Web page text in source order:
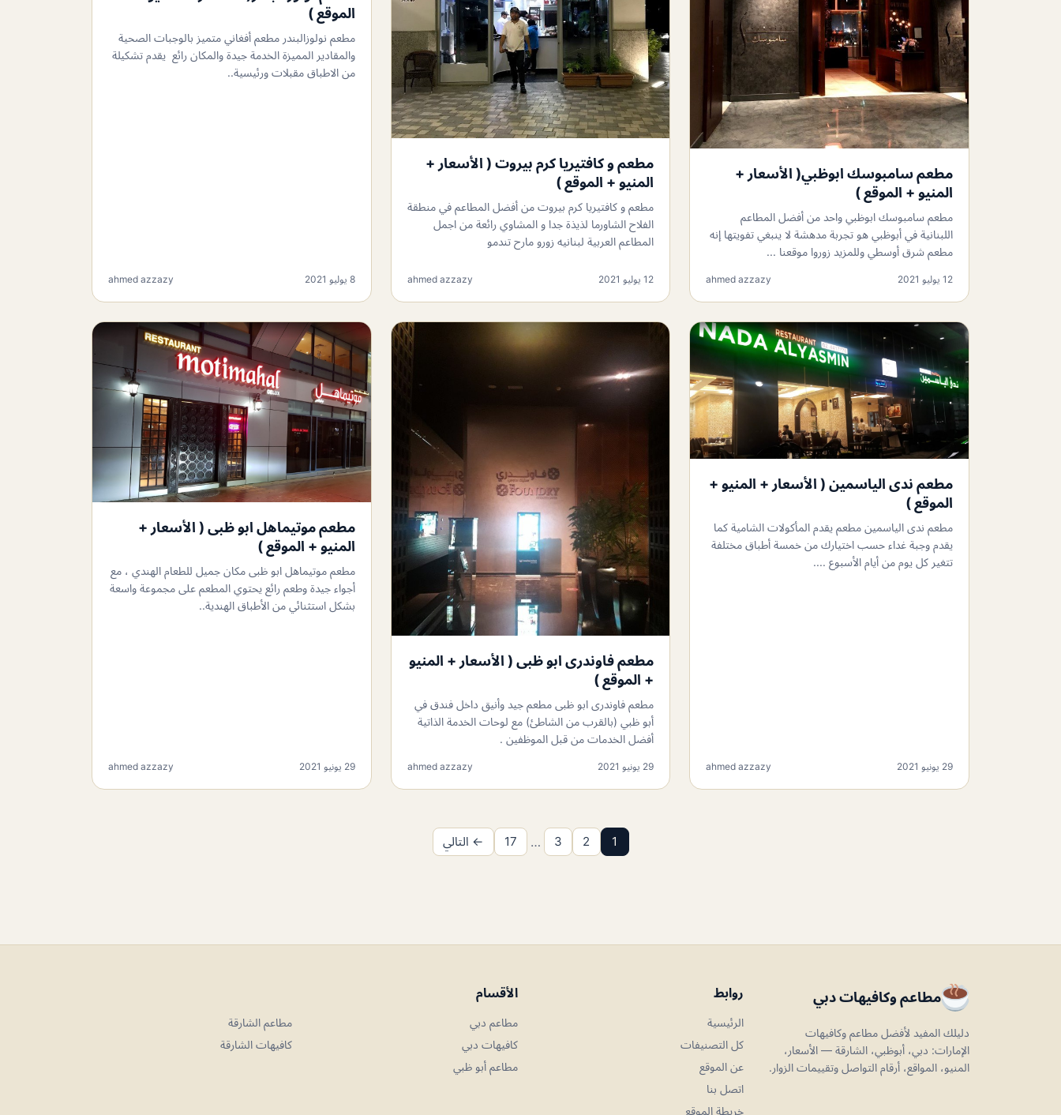
مطعم سامبوسك ابوظبي( الأسعار +
المنيو + الموقع )
مطعم سامبوسك ابوظبي واحد من أفضل المطاعم
اللبنانية في أبوظبي هو تجربة مدهشة لا ينبغي تفويتها إنه
مطعم شرق أوسطي وللمزيد زوروا موقعنا ...
12 يوليو 2021 ahmed azzazy
مطعم و كافتيريا كرم بيروت ( الأسعار +
المنيو + الموقع )
مطعم و كافتيريا كرم بيروت من أفضل المطاعم في منطقة
الفلاح الشاورما لذيذة جدا و المشاوي رائعة من اجمل
المطاعم العربية لبنانيه زورو مارح تندمو
12 يوليو 2021 ahmed azzazy
الموقع )
مطعم نولوزالبندر مطعم أفغاني متميز بالوجبات الصحية
والمقادير المميزة الخدمة جيدة والمكان رائع يقدم تشكيلة
من الاطباق مقبلات ورئيسية..
8 يوليو 2021 ahmed azzazy
مطعم ندى الياسمين ( الأسعار + المنيو +
الموقع )
مطعم ندى الياسمين مطعم يقدم المأكولات الشامية كما
يقدم وجبة غداء حسب اختيارك من خمسة أطباق مختلفة
تتغير كل يوم من أيام الأسبوع ....
29 يونيو 2021 ahmed azzazy
مطعم فاوندرى ابو ظبى ( الأسعار + المنيو
+ الموقع )
مطعم فاوندرى ابو ظبى مطعم جيد وأنيق داخل فندق في
أبو ظبي (بالقرب من الشاطئ) مع لوحات الخدمة الذاتية
أفضل الخدمات من قبل الموظفين .
29 يونيو 2021 ahmed azzazy
مطعم موتيماهل ابو ظبى ( الأسعار +
المنيو + الموقع )
مطعم موتيماهل ابو ظبى مكان جميل للطعام الهندي ، مع
أجواء جيدة وطعم رائع يحتوي المطعم على مجموعة واسعة
بشكل استثنائي من الأطباق الهندية..
29 يونيو 2021 ahmed azzazy
1
2
3
…
17 ← التالي
مطاعم وكافيهات دبي
دليلك المفيد لأفضل مطاعم وكافيهات
الإمارات: دبي، أبوظبي، الشارقة — الأسعار،
المنيو، المواقع، أرقام التواصل وتقييمات الزوار.
روابط
الرئيسية
كل التصنيفات
عن الموقع
اتصل بنا
خريطة الموقع
الأقسام
مطاعم دبي
كافيهات دبي
مطاعم أبو ظبي
مطاعم الشارقة
كافيهات الشارقة